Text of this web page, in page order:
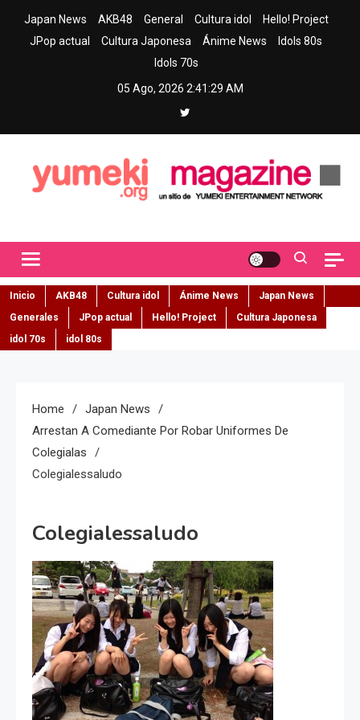
Japan News AKB48 General Cultura idol
Hello! Project
JPop actual
Cultura Japonesa Ánime News
Idols 80s
Idols 70s
05 Ago, 2026 2:41:30 AM
Inicio AKB48 Cultura idol Ánime News
Japan News
Generales
JPop actual Hello! Project
Cultura Japonesa
idol 70s
idol 80s
Home
Japan News
Arrestan A Comediante Por Robar Uniformes De
Colegialas
Colegialessaludo
Colegialessaludo